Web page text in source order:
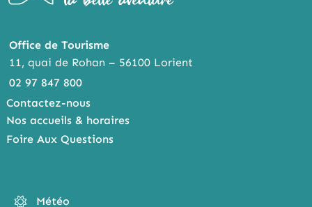
Office de Tourisme
11, quai de Rohan – 56100 Lorient
02 97 847 800
Contactez-nous
Nos accueils & horaires
Foire Aux Questions
Météo